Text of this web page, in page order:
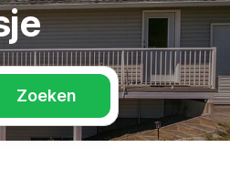
Zoeken